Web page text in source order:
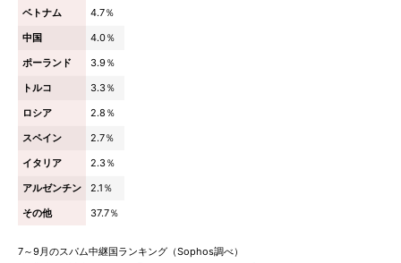
ベトナム
4.7％
中国
4.0％
ポーランド
3.9％
トルコ
3.3％
ロシア
2.8％
スペイン
2.7％
イタリア
2.3％
アルゼンチン
2.1％
その他
37.7％
7～9月のスパム中継国ランキング（Sophos調べ）